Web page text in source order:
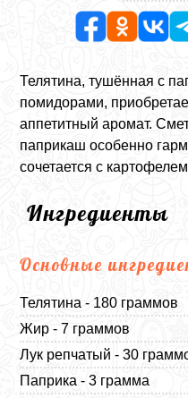
Телятина, тушённая с
помидорами,
аппетитный аромат.
паприкаш особенно
сочетается с
Ингредиенты
Основные
Телятина - 180 граммов
Жир - 7 граммов
Лук репчатый - 30
Паприка - 3 грамма